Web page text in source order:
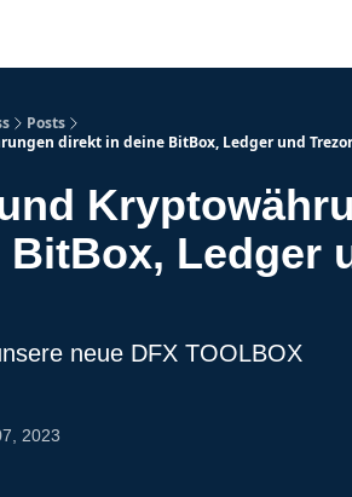
Posts
direkt in deine BitBox, Ledger und
BitBox, Ledger
neue DFX TOOLBOX
2023